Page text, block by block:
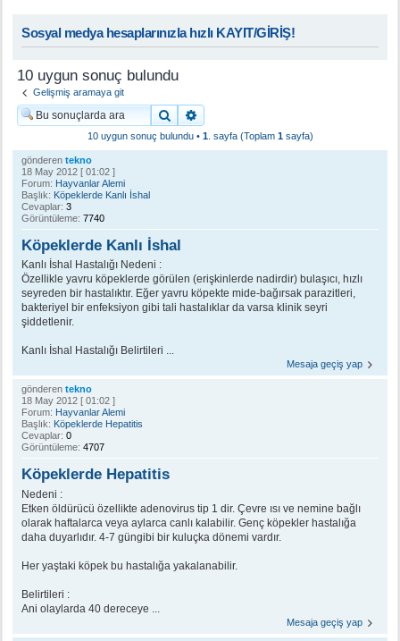
Sosyal medya hesaplarınızla hızlı KAYIT/GİRİŞ!
10 uygun sonuç bulundu
Gelişmiş aramaya git
Ara
10 uygun sonuç bulundu • 1. sayfa (Toplam 1sayfa)
gönderen tekno
18 May 2012 [ 01:02 ]
Forum: Hayvanlar Alemi
Başlık: Köpeklerde Kanlı İshal
Cevaplar: 3
Görüntüleme: 7740
Köpeklerde Kanlı İshal
Kanlı İshal Hastalığı Nedeni :
Özellikle yavru köpeklerde görülen (erişkinlerde nadirdir) bulaşıcı, hızlı
seyreden bir hastalıktır. Eğer yavru köpekte mide-bağırsak parazitleri,
bakteriyel bir enfeksiyon gibi tali hastalıklar da varsa klinik seyri
şiddetlenir.
Kanlı İshal Hastalığı Belirtileri ...
Mesaja geçiş yap
gönderen tekno
18 May 2012 [ 01:02 ]
Forum: Hayvanlar Alemi
Başlık: Köpeklerde Hepatitis
Cevaplar: 0
Görüntüleme: 4707
Köpeklerde Hepatitis
Nedeni :
Etken öldürücü özellikte adenovirus tip 1 dir. Çevre ısı ve nemine bağlı
olarak haftalarca veya aylarca canlı kalabilir. Genç köpekler hastalığa
daha duyarlıdır. 4-7 güngibi bir kuluçka dönemi vardır.
Her yaştaki köpek bu hastalığa yakalanabilir.
Belirtileri :
Ani olaylarda 40 dereceye ...
Mesaja geçiş yap